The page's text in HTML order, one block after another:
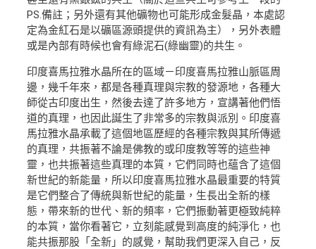
PS.備註；另外還有其他礦物也可能形成金髮晶，本處認
定為金紅石是以礦區源頭提供的資訊為主），另外表體
或是內部有時候也會有綠泥石(綠幽靈)的共生。
印度喜馬拉雅水晶所在的區域－印度喜馬拉雅山脈區周
邊，幾千年來，都是各種真理與宗教的發源地，各種大
師從古印度出生，然後去達了許多地方，宣講著他們悟
道的真理，也因此誕生了非常多的宗教與派別。印度喜
馬拉雅水晶承載了這個地區歷經的各種宗教與其所傳遞
的真理，共振著不論是佛教的或印度教等等的這些神
靈，也共振著這些真理的本質，它們同時也蘊含了這個
新世紀的新能量，所以印度喜馬拉雅水晶最重要的特質
是它們整合了傳統與新世紀的能量，生長出全新的樣
態，帶來新的世代、新的頻率，它們振動著更極致純粹
的本質，當你看著它，立刻能感覺到高度的純淨化，也
能共振那股「全新」的感覺，幫助我們更深入自己，反